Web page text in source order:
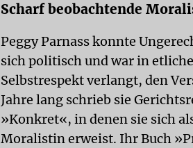
Scharf beobachtende
Peggy Parnass konnte
sich politisch und war in
Selbstrespekt verlangt, den
Jahre lang schrieb sie
»Konkret«, in denen sie sich
Moralistin erweist. Ihr Buch